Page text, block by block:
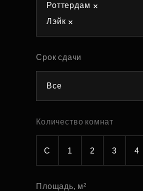
Роттердам
Лэйк
Срок сдачи
Все
Количество комнат
С 1 2 3 4
Площадь, м²